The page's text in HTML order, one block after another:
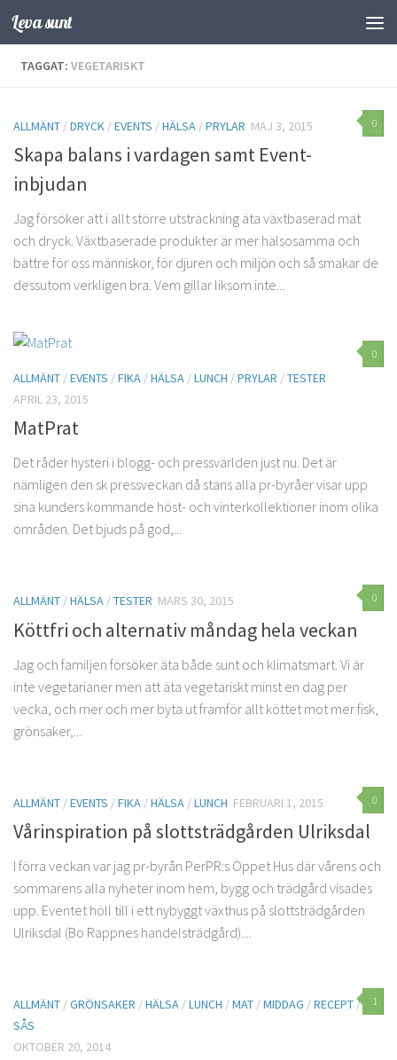
Hoppa till innehåll
Leva sunt
TAGGAT: VEGETARISKT
0
ALLMÄNT /DRYCK /EVENTS /HÄLSA /PRYLAR MAJ 3, 2015
Skapa balans i vardagen samt Event-
inbjudan
Jag försöker att i allt större utsträckning äta växtbaserad mat
och dryck. Växtbaserade produkter är mer hälsosamma och
bättre för oss människor, för djuren och miljön och så smakar de
dessutom verkligen bra. Vem gillar liksom inte...
0
ALLMÄNT /EVENTS /FIKA /HÄLSA /LUNCH /PRYLAR /TESTER
APRIL 23, 2015
MatPrat
Det råder hysteri i blogg- och pressvärlden just nu. Det är
nämligen den sk pressveckan då stans alla pr-byråer visar upp
sina kunders kommande höst- och vinterkollektioner inom olika
områden. Det bjuds på god,...
0
ALLMÄNT /HÄLSA /TESTER MARS 30, 2015
Köttfri och alternativ måndag hela veckan
Jag och familjen försöker äta både sunt och klimatsmart. Vi är
inte vegetarianer men att äta vegetariskt minst en dag per
vecka, och mer och mer byta ut framför allt köttet mot mer fisk,
grönsaker,...
0
ALLMÄNT /EVENTS /FIKA /HÄLSA /LUNCH FEBRUARI 1, 2015
Vårinspiration på slottsträdgården Ulriksdal
I förra veckan var jag pr-byrån PerPR:s Öppet Hus där vårens och
sommarens alla nyheter inom hem, bygg och trädgård visades
upp. Eventet höll till i ett nybyggt växthus på slottsträdgården
Ulriksdal (Bo Rappnes handelsträdgård)....
1
ALLMÄNT /GRÖNSAKER /HÄLSA /LUNCH /MAT /MIDDAG /RECEPT/
SÅS
OKTOBER 20, 2014